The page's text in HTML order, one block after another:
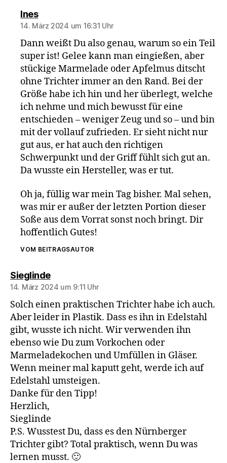
Inessagt:
14. März 2024 um 16:31 Uhr
Dann weißt Du also genau, warum so ein Teil
super ist! Gelee kann man eingießen, aber
stückige Marmelade oder Apfelmus ditscht
ohne Trichter immer an den Rand. Bei der
Größe habe ich hin und her überlegt, welche
ich nehme und mich bewusst für eine
entschieden – weniger Zeug und so – und bin
mit der vollauf zufrieden. Er sieht nicht nur
gut aus, er hat auch den richtigen
Schwerpunkt und der Griff fühlt sich gut an.
Da wusste ein Hersteller, was er tut.
Oh ja, füllig war mein Tag bisher. Mal sehen,
was mir er außer der letzten Portion dieser
Soße aus dem Vorrat sonst noch bringt. Dir
hoffentlich Gutes!
VOM BEITRAGSAUTOR
Sieglindesagt:
14. März 2024 um 9:11 Uhr
Solch einen praktischen Trichter habe ich auch.
Aber leider in Plastik. Dass es ihn in Edelstahl
gibt, wusste ich nicht. Wir verwenden ihn
ebenso wie Du zum Vorkochen oder
Marmeladekochen und Umfüllen in Gläser.
Wenn meiner mal kaputt geht, werde ich auf
Edelstahl umsteigen.
Danke für den Tipp!
Herzlich,
Sieglinde
P.S. Wusstest Du, dass es den Nürnberger
Trichter gibt? Total praktisch, wenn Du was
lernen musst. 🙂